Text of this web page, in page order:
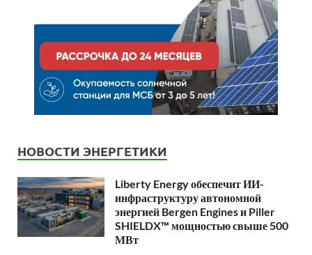
НОВОСТИ ЭНЕРГЕТИКИ
Liberty Energy обеспечит ИИ-
инфраструктуру автономной
энергией Bergen Engines и Piller
SHIELDX™ мощностью свыше 500
МВт